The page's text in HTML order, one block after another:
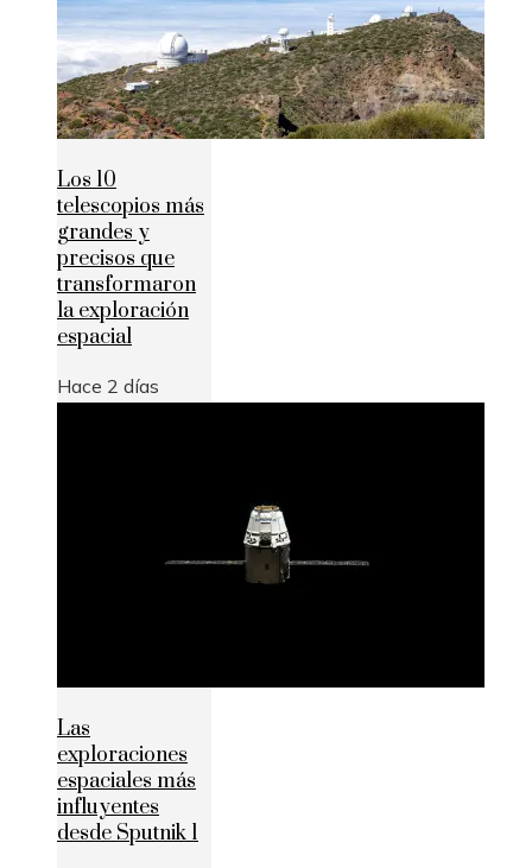
Los 10
telescopios más
grandes y
precisos que
transformaron
la exploración
espacial
Hace 2 días
Las
exploraciones
espaciales más
influyentes
desde Sputnik 1